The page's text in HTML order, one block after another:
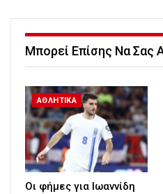
Μπορεί Επίσης Να Σας
ΑΘΛΗΤΙΚΑ
Οι φήμες για Ιωαννίδη